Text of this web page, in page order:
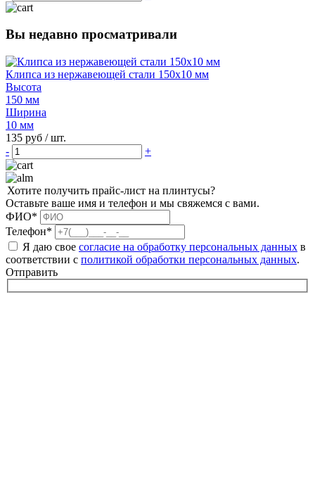
Вы недавно просматривали
Клипса из нержавеющей стали 150х10 мм
Высота
150 мм
Ширина
10 мм
135 руб / шт.
-
+
Хотите получить прайс-лист на плинтусы?
Оставьте ваше имя и телефон и мы свяжемся с вами.
ФИО*
Телефон*
Я даю свое согласие на обработку персональных данных в
соответствии с политикой обработки персональных данных.
Отправить